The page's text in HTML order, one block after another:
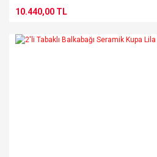
10.440,00 TL